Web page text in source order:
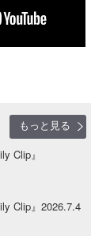
もっと見る
Clip』
Clip』2026.7.4